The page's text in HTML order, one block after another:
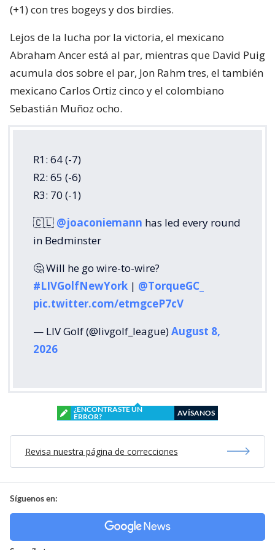
(+1) con tres bogeys y dos birdies.
Lejos de la lucha por la victoria, el mexicano
Abraham Ancer está al par, mientras que David Puig
acumula dos sobre el par, Jon Rahm tres, el también
mexicano Carlos Ortiz cinco y el colombiano
Sebastián Muñoz ocho.
R1: 64 (-7)
R2: 65 (-6)
R3: 70 (-1)
🇨🇱 @joaconiemann has led every round
in Bedminster
🤔 Will he go wire-to-wire?
#LIVGolfNewYork | @TorqueGC_
pic.twitter.com/etmgceP7cV
— LIV Golf (@livgolf_league)August 8,
2026
¿ENCONTRASTE UN
ERROR?
AVÍSANOS
Revisa nuestra página de correcciones
Síguenos en: